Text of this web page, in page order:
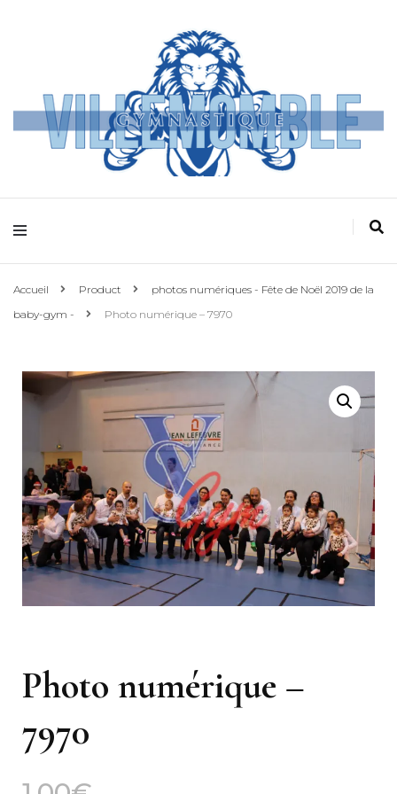
Villemomble
Gymnastique
Accueil Product
photos numériques - Fête de Noël 2019 de la
baby-gym -
Photo numérique – 7970
Photo numérique –
7970